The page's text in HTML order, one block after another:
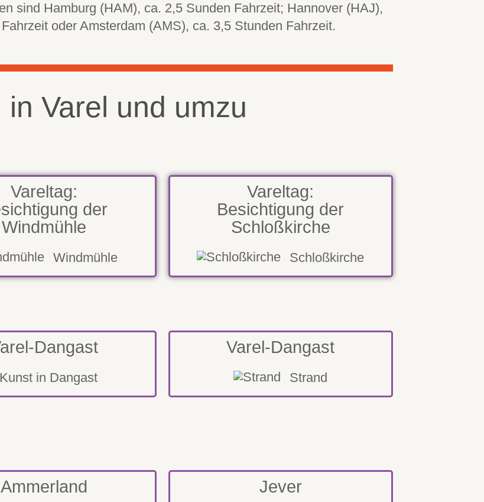
sind Hamburg (HAM), ca. 2,5 Sunden Fahrzeit; Hannover (HAJ),
oder Amsterdam (AMS), ca. 3,5 Stunden Fahrzeit.
Varel und umzu
Vareltag:
der
Windmühle
Windmühle
Vareltag:
Besichtigung der
Schloßkirche
Schloßkirche
Dangast
Kunst in Dangast
Varel-Dangast
Strand
Ammerland Jever